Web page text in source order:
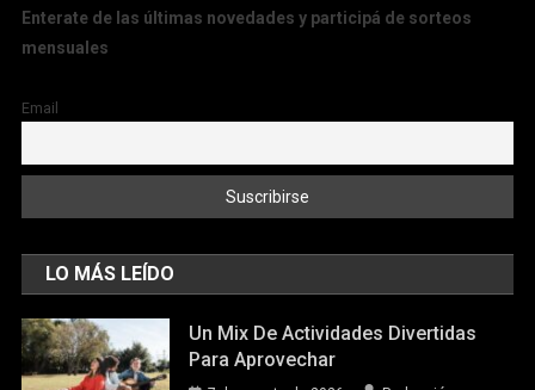
Enterate de las últimas novedades y participá de sorteos
mensuales
Email
LO MÁS LEÍDO
Un Mix De Actividades Divertidas
Para Aprovechar